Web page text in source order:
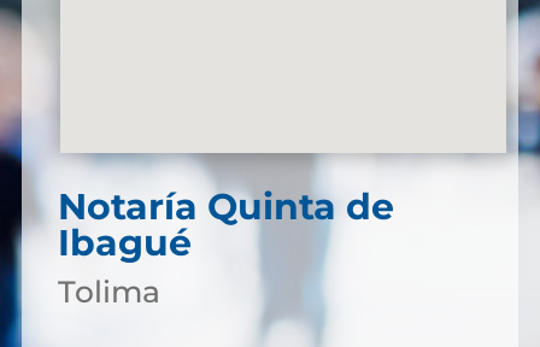
Notaría Quinta de
Ibagué
Tolima